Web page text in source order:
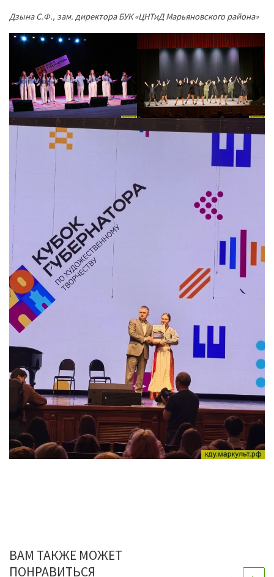
Дзына С.Ф., зам. директора БУК «ЦНТиД Марьяновского района»
ВАМ ТАКЖЕ МОЖЕТ
ПОНРАВИТЬСЯ